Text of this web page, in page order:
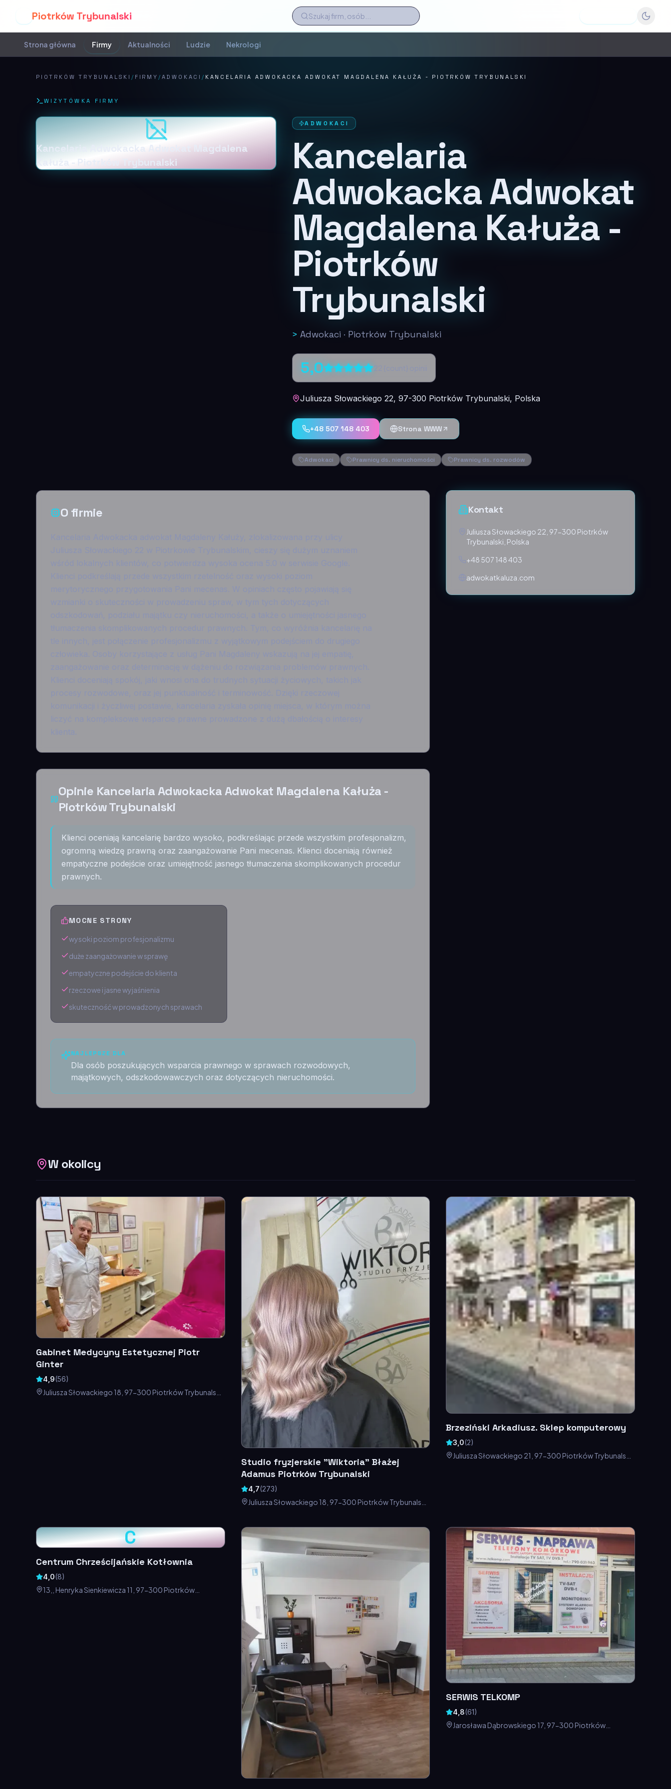
Piotrków Trybunalski
Strona główna Firmy Aktualności Ludzie Nekrologi
PIOTRKÓW TRYBUNALSKI / FIRMY / ADWOKACI / KANCELARIA ADWOKACKA ADWOKAT MAGDALENA KAŁUŻA - PIOTRKÓW TRYBUNALSKI
WIZYTÓWKA FIRMY
Kancelaria Adwokacka Adwokat Magdalena
Kałuża - Piotrków Trybunalski
ADWOKACI
Kancelaria
Adwokacka Adwokat
Magdalena Kałuża -
Piotrków
Trybunalski
> Adwokaci · Piotrków Trybunalski
5,0
Juliusza Słowackiego 22, 97-300 Piotrków Trybunalski, Polska
+48 507 148 403 Strona WWW
Adwokaci Prawnicy ds. nieruchomości Prawnicy ds. rozwodów
O firmie
Opinie Kancelaria Adwokacka Adwokat Magdalena Kałuża -
Piotrków Trybunalski
Klienci oceniają kancelarię bardzo wysoko, podkreślając przede wszystkim profesjonalizm,
ogromną wiedzę prawną oraz zaangażowanie Pani mecenas. Klienci doceniają również
empatyczne podejście oraz umiejętność jasnego tłumaczenia skomplikowanych procedur
prawnych.
MOCNE STRONY
wysoki poziom profesjonalizmu
duże zaangażowanie w sprawę
empatyczne podejście do klienta
rzeczowe i jasne wyjaśnienia
skuteczność w prowadzonych sprawach
NAJLEPSZE DLA
Dla osób poszukujących wsparcia prawnego w sprawach rozwodowych,
majątkowych, odszkodowawczych oraz dotyczących nieruchomości.
Kontakt
Juliusza Słowackiego 22, 97-300 Piotrków
Trybunalski, Polska
+48 507 148 403
adwokatkaluza.com
W okolicy
Gabinet Medycyny Estetycznej Piotr
Ginter
4,9(56)
Juliusza Słowackiego 18, 97-300 Piotrków Trybunalski,
Studio fryzjerskie "Wiktoria" Błażej
Adamus Piotrków Trybunalski
4,7(273)
Juliusza Słowackiego 18, 97-300 Piotrków Trybunalski,
Brzeziński Arkadiusz. Sklep komputerowy
3,0(2)
Juliusza Słowackiego 21, 97-300 Piotrków Trybunalski,
C
Centrum Chrześcijańskie Kotłownia
4,0(8)
13,, Henryka Sienkiewicza 11, 97-300 Piotrków
SERWIS TELKOMP
4,8(61)
Jarosława Dąbrowskiego 17, 97-300 Piotrków